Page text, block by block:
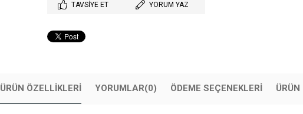
TAVSIYE ET YORUM YAZ
ÜRÜN ÖZELLIKLERI YORUMLAR(0) ÖDEME SEÇENEKLERI ÜRÜN